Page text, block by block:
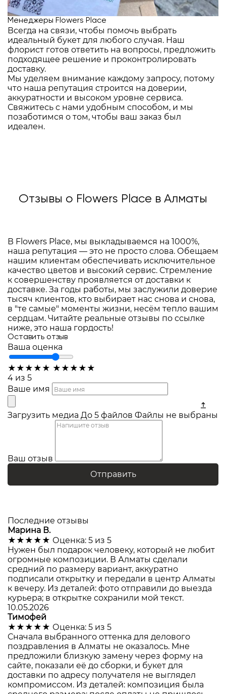
Менеджеры Flowers Place
Всегда на связи, чтобы помочь выбрать
идеальный букет для любого случая. Наш
флорист готов ответить на вопросы, предложить
подходящее решение и проконтролировать
доставку.
Мы уделяем внимание каждому запросу, потому
что наша репутация строится на доверии,
аккуратности и высоком уровне сервиса.
Свяжитесь с нами удобным способом, и мы
позаботимся о том, чтобы ваш заказ был
идеален.
Отзывы о Flowers Place в Алматы
В Flowers Place, мы выкладываемся на 1000%,
наша репутация — это не просто слова. Обещаем
нашим клиентам обеспечивать исключительное
качество цветов и высокий сервис. Стремление
к совершенству проявляется от доставки к
доставке. За годы работы, мы заслужили доверие
тысяч клиентов, кто выбирает нас снова и снова,
в "те самые" моменты жизни, несём тепло вашим
сердцам. Читайте реальные отзывы по ссылке
ниже, это наша гордость!
Оставить отзыв
Ваша оценка
★ ★ ★ ★ ★ ★ ★ ★ ★ ★
4 из 5
Ваше имя
Загрузить медиа До 5 файлов Файлы не выбраны
Ваш отзыв
Отправить
Последние отзывы
Марина В.
★★★★★ Оценка: 5 из 5
Нужен был подарок человеку, который не любит
огромные композиции. В Алматы сделали
средний по размеру вариант, аккуратно
подписали открытку и передали в центр Алматы
к вечеру. Из деталей: фото отправили до выезда
курьера; в открытке сохранили мой текст.
10.05.2026
Тимофей
★★★★★ Оценка: 5 из 5
Сначала выбранного оттенка для делового
поздравления в Алматы не оказалось. Мне
предложили близкую замену через форму на
сайте, показали её до сборки, и букет для
доставки по адресу получателя не выглядел
компромиссом. Из деталей: композиция была